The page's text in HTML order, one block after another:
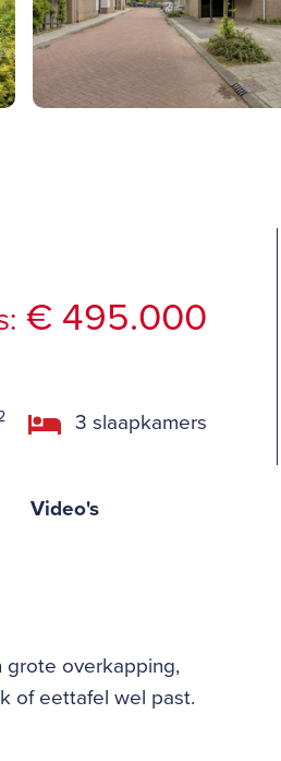
€ 495.000
3 slaapkamers
Video's
grote overkapping,
of eettafel wel past.